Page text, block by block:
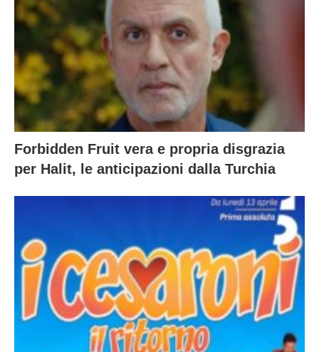
Forbidden Fruit vera e propria disgrazia
per Halit, le anticipazioni dalla Turchia